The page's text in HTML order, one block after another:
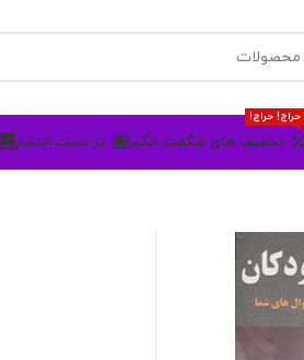
تخفیف های شگفت انگیز
حراج! حراج!
در دست انتشار